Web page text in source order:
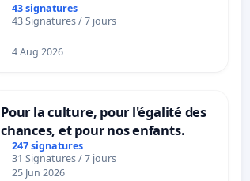
43 signatures
43 Signatures / 7 jours
4 Aug 2026
Pour la culture, pour l'égalité des
chances, et pour nos enfants.
247 signatures
31 Signatures / 7 jours
25 Jun 2026